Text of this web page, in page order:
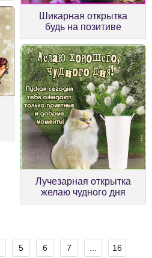
Шикарная открытка
будь на позитиве
Лучезарная открытка
желаю чудного дня
5 6 7 16